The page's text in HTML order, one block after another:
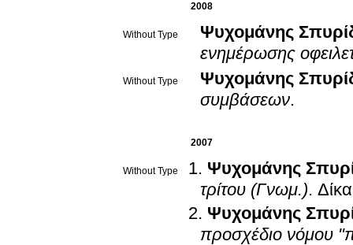
2008
Without Type
Ψυχομάνης
ενημέρωσης
Without Type
Ψυχομάνης
συμβάσεων.
2007
Without Type
Ψυχομάνης
τρίτου (Γνωμ.).
Ψυχομάνης
προσχέδιο νόμου